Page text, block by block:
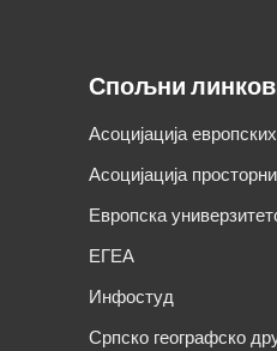
Спољни
Асоцијација
Асоцијација
Европска
ЕГЕА
Инфостуд
Српско географско